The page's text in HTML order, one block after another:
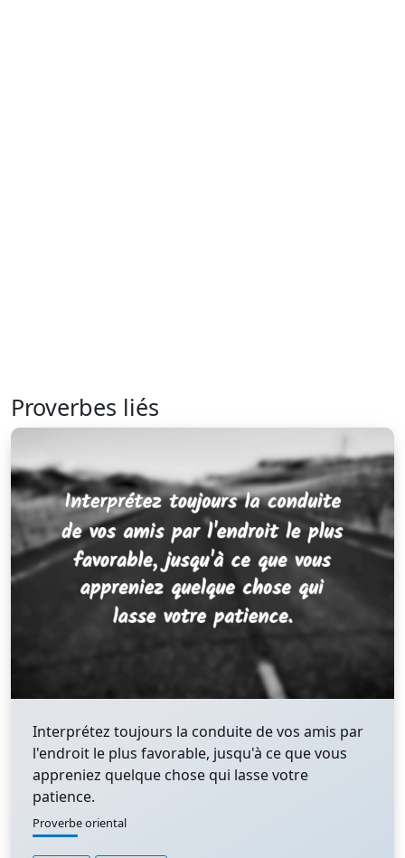
Proverbes liés
Interprétez toujours la conduite de vos amis par
l'endroit le plus favorable, jusqu'à ce que vous
appreniez quelque chose qui lasse votre
patience.
Proverbe oriental